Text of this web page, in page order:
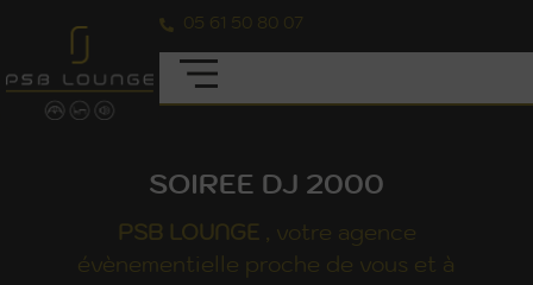
05 61 50 80 07
SOIREE DJ 2000
PSB LOUNGE, votre agence
évènementielle proche de vous et à